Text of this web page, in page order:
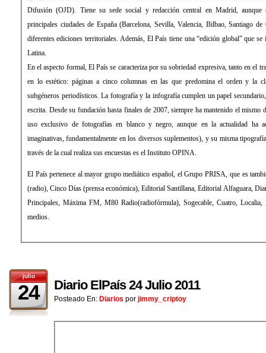
Difusión (OJD). Tiene su sede social y redacción central en Madrid, aunque cuenta con delegaciones en las
principales ciudades de España (Barcelona, Sevilla, Valencia, Bilbao, Santiago de Compostela) desde las que edita
diferentes ediciones territoriales. Además, El País tiene una “edición global” que se imprime y distribuye en América
Latina.
En el aspecto formal, El País se caracteriza por su sobriedad expresiva, tanto en el tratamiento de la información como
en lo estético: páginas a cinco columnas en las que predomina el orden y la clara distribución de los distintos
subgéneros periodísticos. La fotografía y la infografía cumplen un papel secundario, de mero apoyo a la información
escrita. Desde su fundación hasta finales de 2007, siempre ha mantenido el mismo diseño, sin apenas evolución (con
uso exclusivo de fotografías en blanco y negro, aunque en la actualidad ha aceptado el color y formas más
imaginativas, fundamentalmente en los diversos suplementos), y su misma tipografía: la Times Roman. La empresa a
través de la cual realiza sus encuestas es el Instituto OPINA.
El País pertenece al mayor grupo mediático español, el Grupo PRISA, que es también propietario de la Cadena SER
(radio), Cinco Días (prensa económica), Editorial Santillana, Editorial Alfaguara, Diario As (prensa deportiva), Los 40
Principales, Máxima FM, M80 Radio(radiofórmula), Sogecable, Cuatro, Localia, Digital+ (televisión), entre otros
medios.
julio
24 Diario ElPaís 24 Julio 2011
Posteado En: Diarios por jimmy_criptoy